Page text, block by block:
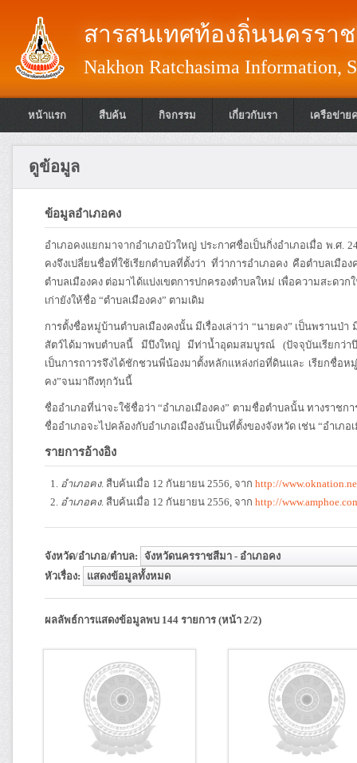
สารสนเทศท้องถิ่นนครรา
Nakhon Ratchasima Information,
หน้าแรก สืบค้น กิจกรรม เกี่ยวกับเรา เครือข่าย
ดูข้อมูล
ข้อมูลอำเภอคง
อำเภอคงแยกมาจากอำเภอบัวใหญ่ ประกาศชื่อเป็นกิ่งอำเภอเมื่อ พ.ศ.
คงจึงเปลี่ยนชื่อที่ใช้เรียกตำบลที่ตั้งว่า ที่ว่าการอำเภอคง คือตำบลเ
ตำบลเมืองคง ต่อมาได้แบ่งเขตการปกครองตำบลใหม่ เพื่อความสะดว
เก่ายังให้ชื่อ “ตำบลเมืองคง” ตามเดิม
การตั้งชื่อหมู่บ้านตำบลเมืองคงนั้น มีเรื่องเล่าว่า “นายคง” เป็นพราน
สัตว์ได้มาพบตำบลนี้ มีบึงใหญ่ มีท่าน้ำอุดมสมบูรณ์ (ปัจจุบันเรียกว่
เป็นการถาวรจึงได้ชักชวนพี่น้องมาตั้งหลักแหล่งก่อที่ดินและ เรียกชื่อห
คง”จนมาถึงทุกวันนี้
ชื่ออำเภอที่น่าจะใช้ชื่อว่า “อำเภอเมืองคง” ตามชื่อตำบลนั้น ทางราชก
ชื่ออำเภอจะไปคล้องกับอำเภอเมืองอันเป็นที่ตั้งของจังหวัด เช่น “อำเภอ
รายการอ้างอิง
อำเภอคง. สืบค้นเมื่อ 12 กันยายน 2556, จาก http://
อำเภอคง. สืบค้นเมื่อ 12 กันยายน 2556, จาก http://
จังหวัด/อำเภอ/ตำบล:
หัวเรื่อง:
ผลลัพธ์การแสดงข้อมูลพบ 144 รายการ (หน้า 2/2)